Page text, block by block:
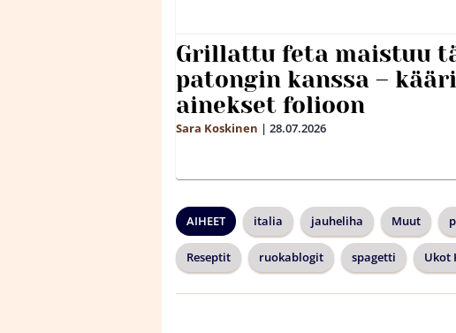
Grillattu feta maistuu
patongin kanssa –
ainekset folioon
Sara Koskinen | 28.07.2026
AIHEET italia jauheliha Muut
Reseptit ruokablogit spagetti Ukot